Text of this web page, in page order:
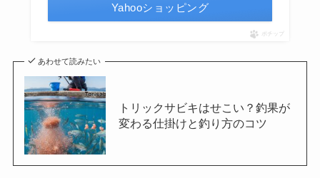
Yahooショッピング
ポチップ
あわせて読みたい
トリックサビキはせこい？釣果が
変わる仕掛けと釣り方のコツ